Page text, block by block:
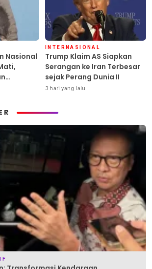
Nasional
INTERNASIONAL
Trump Klaim AS Siapkan
Serangan ke Iran Terbesar
sejak Perang Dunia II
3 hari yang lalu